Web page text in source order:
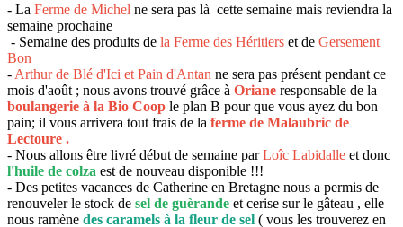
- La Ferme de Michel ne sera pas là cette semaine mais reviendra la
semaine prochaine
- Semaine des produits de la Ferme des Héritiers et de Gersement
Bon
- Arthur de Blé d'Ici et Pain d'Antan ne sera pas présent pendant ce
mois d'août ; nous avons trouvé grâce à Oriane responsable de la
boulangerie à la Bio Coop le plan B pour que vous ayez du bon
pain; il vous arrivera tout frais de la ferme de Malaubric de
Lectoure .
- Nous allons être livré début de semaine parLoîc Labidalle et donc
l'huile de colza est de nouveau disponible !!!
- Des petites vacances de Catherine en Bretagne nous a permis de
renouveler le stock de sel de guèrande et cerise sur le gâteau , elle
nous ramène des caramels à la fleur de sel ( vous les trouverez en